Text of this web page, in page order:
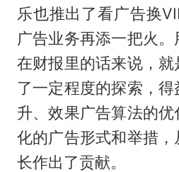
乐也推出了看广告换
广告业务再添一把火
在财报里的话来说，
了一定程度的探索，
升、效果广告算法的
化的广告形式和举措
长作出了贡献。